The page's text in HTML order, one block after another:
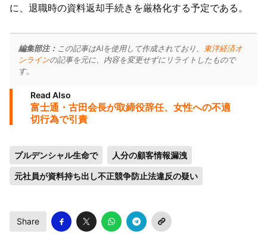
に、退職時の資料返却手続きを厳格化する予定である。
編集部注： この記事はAIを使用して作成されており、
東洋経済オ
ンラインの記事を元に、内容を変更せずにリライトしたもので
す。
Read Also
富士通・古田会長が取締役辞任、女性への不適
切行為で引責
プルデンシャル生命で 人分の顧客情報漏洩
元社員が資料持ち出し不正競争防止法違反の疑い
Share